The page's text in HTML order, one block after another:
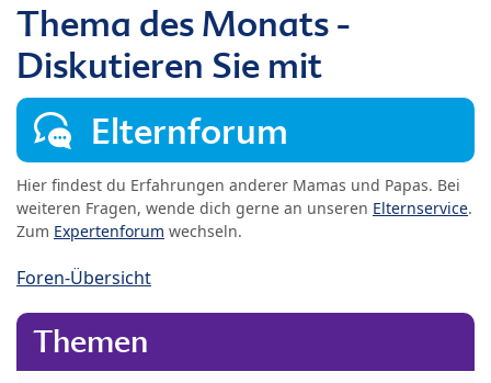
Thema des Monats -
Diskutieren Sie mit
Elternforum
Hier findest du Erfahrungen anderer Mamas und Papas. Bei
weiteren Fragen, wende dich gerne an unseren Elternservice.
Zum Expertenforum wechseln.
Foren-Übersicht
Themen